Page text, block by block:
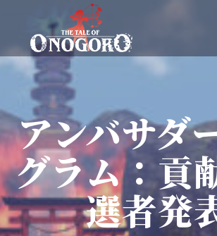
アンバサダ
グラム：貢
選者発